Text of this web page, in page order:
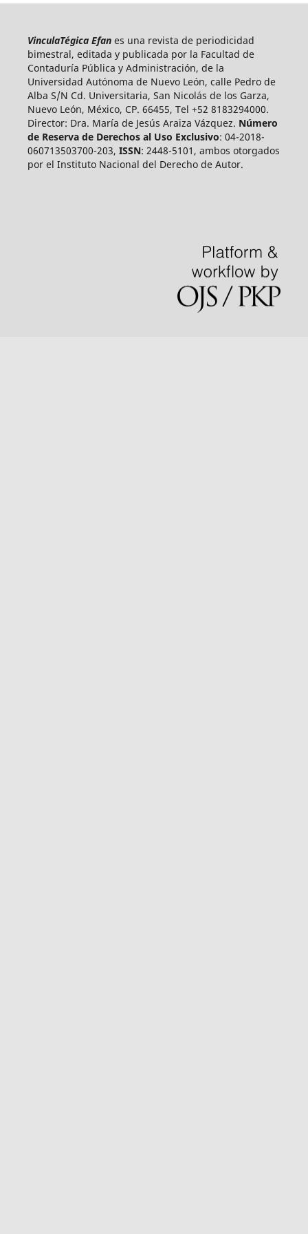
VinculaTégica Efanes una revista de periodicidad
bimestral, editada y publicada por la Facultad de
Contaduría Pública y Administración, de la
Universidad Autónoma de Nuevo León, calle Pedro de
Alba S/N Cd. Universitaria, San Nicolás de los Garza,
Nuevo León, México, CP. 66455, Tel +52 8183294000.
Director: Dra. María de Jesús Araiza Vázquez. Número
de Reserva de Derechos al Uso Exclusivo: 04-2018-
060713503700-203, ISSN: 2448-5101, ambos otorgados
por el Instituto Nacional del Derecho de Autor.